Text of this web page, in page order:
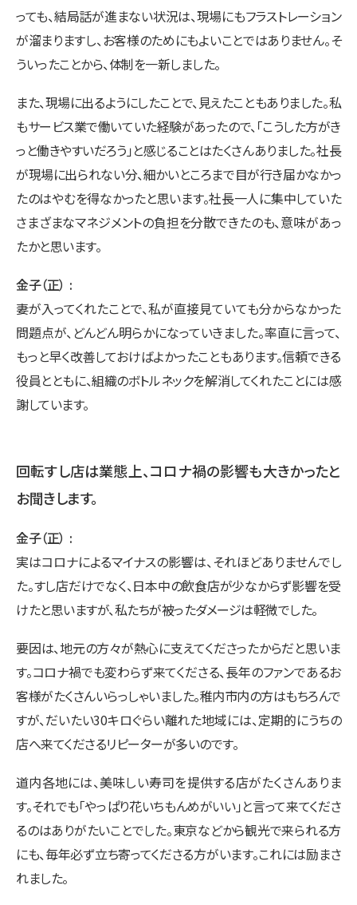
っても、結局話が進まない状況は、現場にもフラストレーション
が溜まりますし、お客様のためにもよいことではありません。そ
ういったことから、体制を一新しました。
また、現場に出るようにしたことで、見えたこともありました。私
もサービス業で働いていた経験があったので、「こうした方がき
っと働きやすいだろう」と感じることはたくさんありました。社長
が現場に出られない分、細かいところまで目が行き届かなかっ
たのはやむを得なかったと思います。社長一人に集中していた
さまざまなマネジメントの負担を分散できたのも、意味があっ
たかと思います。
金子（正）
妻が入ってくれたことで、私が直接見ていても分からなかった
問題点が、どんどん明らかになっていきました。率直に言って、
もっと早く改善しておけばよかったこともあります。信頼できる
役員とともに、組織のボトルネックを解消してくれたことには感
謝しています。
回転すし店は業態上、コロナ禍の影響も大きかったと
お聞きします。
金子（正）
実はコロナによるマイナスの影響は、それほどありませんでし
た。すし店だけでなく、日本中の飲食店が少なからず影響を受
けたと思いますが、私たちが被ったダメージは軽微でした。
要因は、地元の方々が熱心に支えてくださったからだと思いま
す。コロナ禍でも変わらず来てくださる、長年のファンであるお
客様がたくさんいらっしゃいました。稚内市内の方はもちろんで
すが、だいたい30キロぐらい離れた地域には、定期的にうちの
店へ来てくださるリピーターが多いのです。
道内各地には、美味しい寿司を提供する店がたくさんありま
す。それでも「やっぱり花いちもんめがいい」と言って来てくださ
るのはありがたいことでした。東京などから観光で来られる方
にも、毎年必ず立ち寄ってくださる方がいます。これには励まさ
れました。